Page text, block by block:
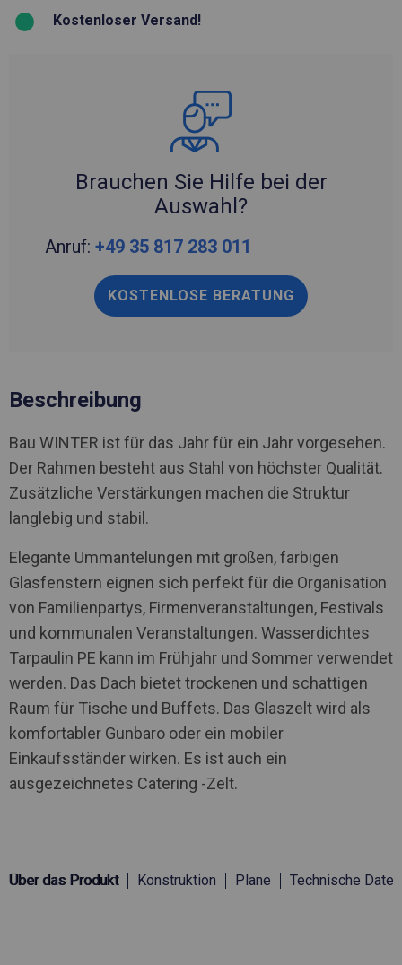
Kostenloser Versand!
Brauchen Sie Hilfe bei der
Auswahl?
Anruf: +49 35 817 283 011
KOSTENLOSE BERATUNG
Beschreibung
Bau WINTER ist für das Jahr für ein Jahr vorgesehen.
Der Rahmen besteht aus Stahl von höchster Qualität.
Zusätzliche Verstärkungen machen die Struktur
langlebig und stabil.
Elegante Ummantelungen mit großen, farbigen
Glasfenstern eignen sich perfekt für die Organisation
von Familienpartys, Firmenveranstaltungen, Festivals
und kommunalen Veranstaltungen. Wasserdichtes
Tarpaulin PE kann im Frühjahr und Sommer verwendet
werden. Das Dach bietet trockenen und schattigen
Raum für Tische und Buffets. Das Glaszelt wird als
komfortabler Gunbaro oder ein mobiler
Einkaufsständer wirken. Es ist auch ein
ausgezeichnetes Catering -Zelt.
Über das Produkt Konstruktion Plane Technische Daten